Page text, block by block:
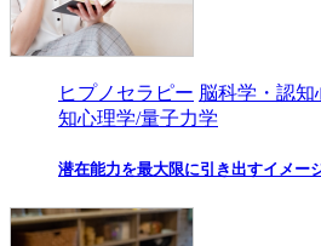
ヒプノセラピー 脳科学・認
知心理学/量子力学
潜在能力を最大限に引き出すイメー